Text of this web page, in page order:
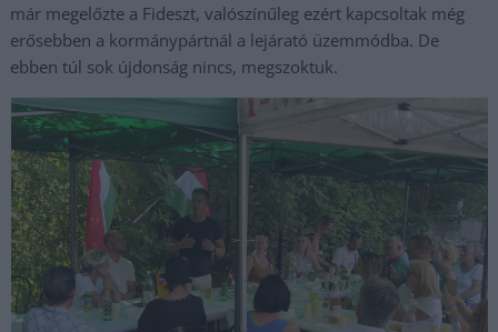
már megelőzte a Fideszt, valószínűleg ezért kapcsoltak még
erősebben a kormánypártnál a lejárató üzemmódba. De
ebben túl sok újdonság nincs, megszoktuk.